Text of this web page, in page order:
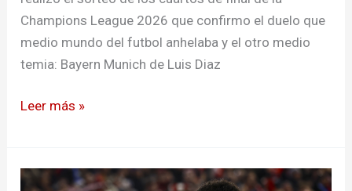
Champions League 2026 que confirmo el duelo que
medio mundo del futbol anhelaba y el otro medio
temia: Bayern Munich de Luis Diaz
del
torneo
Leer más »
Luis